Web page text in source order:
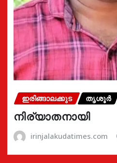
ഇരിങ്ങാലക്കുട തൃശൂർ
നിര്യാതനായി
irinjalakudatimes.com